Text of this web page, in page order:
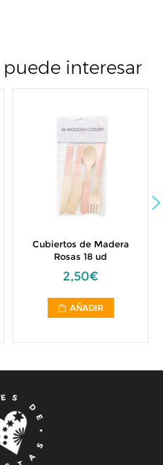
interesar
Cubiertos de Madera
Rosas 18 ud
2,50€
AÑADIR